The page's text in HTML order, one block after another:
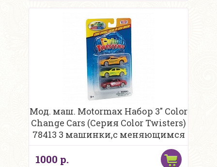
Мод. маш. Motormax Набор 3" Color
Change Cars (Серия Color Twisters)
78413 3 машинки,с меняющимся
цв
1000 р.